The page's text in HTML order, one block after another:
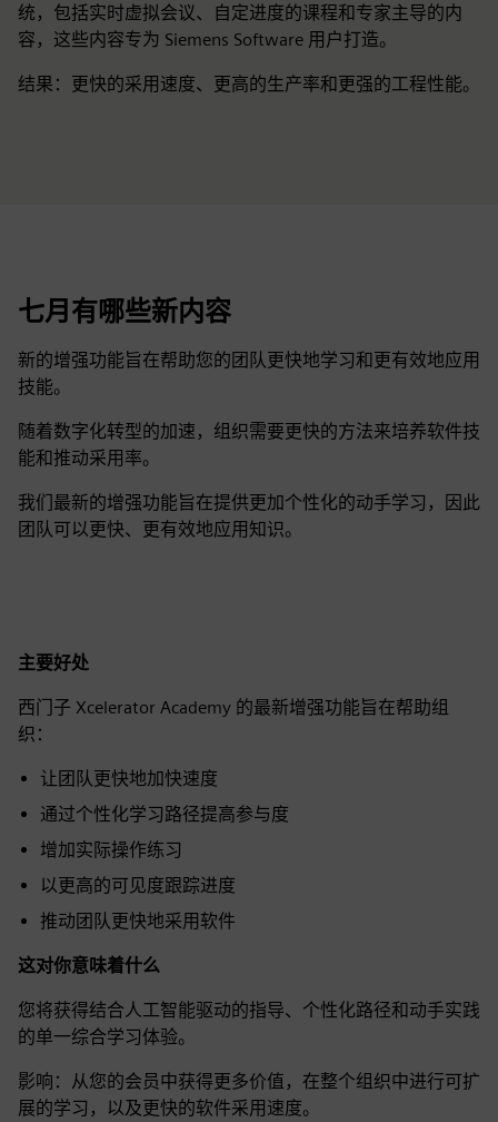
统，包括实时虚拟会议、自定进度的课程和专家主导的内
容，这些内容专为 Siemens Software 用户打造。
结果：更快的采用速度、更高的生产率和更强的工程性能。
七月有哪些新内容
新的增强功能旨在帮助您的团队更快地学习和更有效地应用
技能。
随着数字化转型的加速，组织需要更快的方法来培养软件技
能和推动采用率。
我们最新的增强功能旨在提供更加个性化的动手学习，因此
团队可以更快、更有效地应用知识。
主要好处
西门子 Xcelerator Academy 的最新增强功能旨在帮助组
织：
让团队更快地加快速度
通过个性化学习路径提高参与度
增加实际操作练习
以更高的可见度跟踪进度
推动团队更快地采用软件
这对你意味着什么
您将获得结合人工智能驱动的指导、个性化路径和动手实践
的单一综合学习体验。
影响：从您的会员中获得更多价值，在整个组织中进行可扩
展的学习，以及更快的软件采用速度。